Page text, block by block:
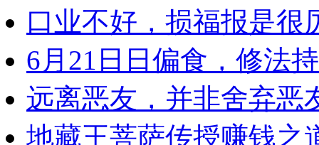
口业不好，损福报是很
6月21日日偏食，修法
远离恶友，并非舍弃恶
地藏王菩萨传授赚钱之